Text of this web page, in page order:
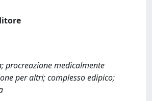
procreazione medicalmente
per altri; complesso edipico;